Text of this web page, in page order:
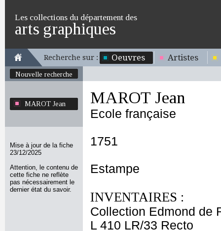
Les collections du département des
arts graphiques
Recherche sur : Oeuvres Artistes
Nouvelle recherche
MAROT Jean
Mise à jour de la fiche
23/12/2025
Attention, le contenu de
cette fiche ne reflète
pas nécessairement le
dernier état du savoir.
MAROT Jean
Ecole française
1751
Estampe
INVENTAIRES :
Collection Edmond de
L 410 LR/33 Recto